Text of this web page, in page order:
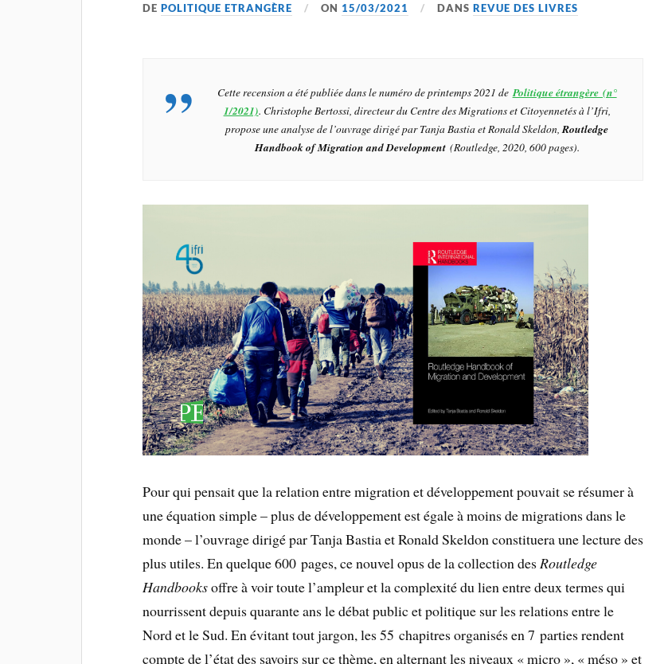
DEPOLITIQUE ETRANGÈRE ON 15/03/2021 DANSREVUE DES LIVRES
Cette recension a été publiée dans le numéro de printemps 2021 de Politique étrangère (n°
1/2021). Christophe Bertossi, directeur du Centre des Migrations et Citoyennetés à l’Ifri,
propose une analyse de l’ouvrage dirigé par Tanja Bastia et Ronald Skeldon,Routledge
Handbook of Migration and Development (Routledge, 2020, 600 pages).
Pour qui pensait que la relation entre migration et développement pouvait se résumer à
une équation simple – plus de développement est égale à moins de migrations dans le
monde – l’ouvrage dirigé par Tanja Bastia et Ronald Skeldon constituera une lecture des
plus utiles. En quelque 600 pages, ce nouvel opus de la collection des Routledge
Handbooksoffre à voir toute l’ampleur et la complexité du lien entre deux termes qui
nourrissent depuis quarante ans le débat public et politique sur les relations entre le
Nord et le Sud. En évitant tout jargon, les 55 chapitres organisés en 7 parties rendent
compte de l’état des savoirs sur ce thème, en alternant les niveaux « micro », « méso » et